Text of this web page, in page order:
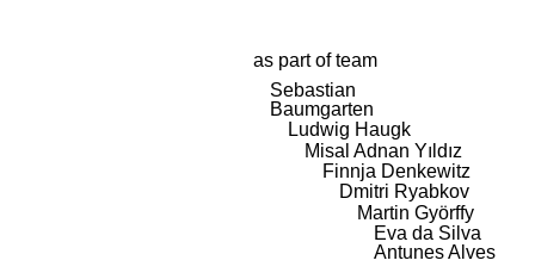
as part of team
Sebastian
Baumgarten
Ludwig Haugk
Misal Adnan Yıldız
Finnja Denkewitz
Dmitri Ryabkov
Martin Györffy
Eva da Silva
Antunes Alves